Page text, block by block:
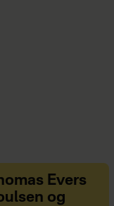
Evers
og